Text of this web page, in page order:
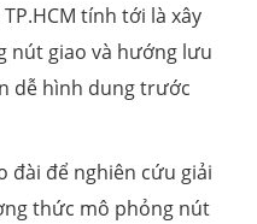
tính tới là xây
nút giao và hướng lưu
dễ hình dung trước
đài để nghiên cứu giải
thức mô phỏng nút